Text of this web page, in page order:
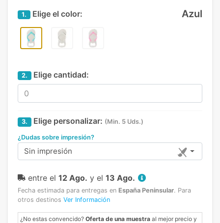
1. Elige el color: Azul
2. Elige cantidad:
3. Elige personalizar: (Min. 5 Uds.)
¿Dudas sobre impresión?
Sin impresión
entre el 12 Ago. y el 13 Ago.
Fecha estimada para entregas en España Peninsular. Para
otros destinos Ver Información
¿No estas convencido? Oferta de una muestra al mejor precio y